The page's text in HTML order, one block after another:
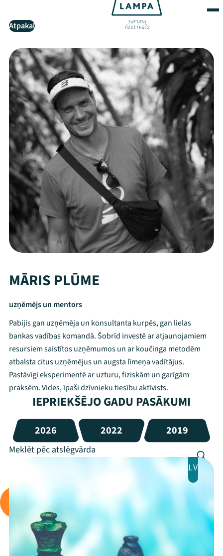
Atpakaļ
MĀRIS PLŪME
uzņēmējs un mentors
Pabijis gan uzņēmēja un konsultanta kurpēs, gan lielas
bankas vadības komandā. Šobrīd investē ar atjaunojamiem
resursiem saistītos uzņēmumos un ar koučinga metodēm
atbalsta citus uzņēmējus un augsta līmeņa vadītājus.
Pastāvīgi eksperimentē ar uzturu, fiziskām un garīgām
praksēm. Vides, īpaši dzīvnieku tiesību aktīvists.
IEPRIEKŠĒJO GADU PASĀKUMI
2026 2022 2019
LV